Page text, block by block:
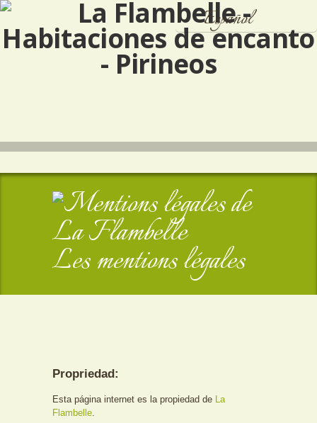
Español
Français
English
Les mentions légales
Propriedad:
Esta página internet es la propiedad de La
Flambelle.